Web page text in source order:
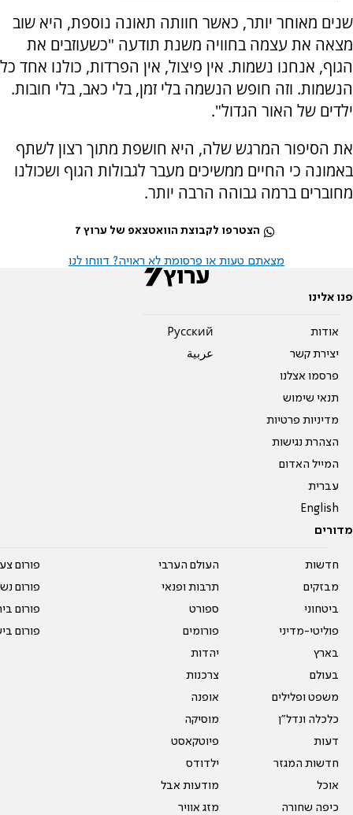
שנים מאוחר יותר, כאשר חוותה תאונה נוספת, היא שוב
מצאה את עצמה בחוויה משנת תודעה "כשעוזבים את
הגוף, אנחנו נשמות. אין פיצול, אין הפרדות, כולנו אחד כל
הנשמות. וזה חופש הנשמה בלי זמן, בלי כאב, בלי חובות.
ילדים של האור הגדול".
את הסיפור המרגש שלה, היא חושפת מתוך רצון לשתף
באמונה כי החיים ממשיכים מעבר לגבולות הגוף ושכולנו
מחוברים ברמה גבוהה הרבה יותר.
הצטרפו לקבוצת הוואטצאפ של ערוץ 7
מצאתם טעות או פרסומת לא ראויה? דווחו לנו
פנו אלינו
אודות
יצירת קשר
פרסמו אצלנו
תנאי שימוש
מדיניות פרטיות
הצהרת נגישות
המייל האדום
עברית
English
Pусский
عربية
מדורים
חדשות
מבזקים
ביטחוני
פוליטי-מדיני
בארץ
בעולם
משפט ופלילים
כלכלה ונדל"ן
דעות
חדשות המגזר
אוכל
כיפה שחורה
העולם הערבי
תרבות ופנאי
ספורט
פורומים
יהדות
צרכנות
אופנה
מוסיקה
פיוטקאסט
ילדודס
מודעות אבל
מזג אוויר
פורום
פורום
פורום
פורום